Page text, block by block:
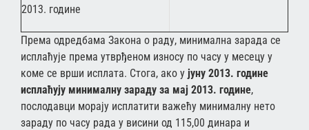
2013. године
Према одредбама Закона о раду, минимална зарада се
исплаћује према утврђеном износу по часу у месецу у
коме се врши исплата. Стога, ако у јуну 2013. године
исплаћују минималну зараду за мај 2013. године,
послодавци морају исплатити важећу минималну нето
зараду по часу рада у висини од 115,00 динара и